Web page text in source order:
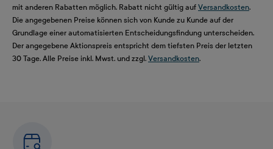
mit anderen Rabatten möglich. Rabatt nicht gültig auf Versandkosten.
Die angegebenen Preise können sich von Kunde zu Kunde auf der
Grundlage einer automatisierten Entscheidungsfindung unterscheiden.
Der angegebene Aktionspreis entspricht dem tiefsten Preis der letzten
30 Tage. Alle Preise inkl. Mwst. und zzgl. Versandkosten.